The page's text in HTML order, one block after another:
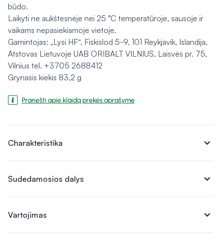
būdo.
Laikyti ne aukštesnėje nei 25 °C temperatūroje, sausoje ir
vaikams nepasiekiamoje vietoje.
Gamintojas: „Lysi HF“, Fiskislod 5-9, 101 Reykjavik, Islandija,
Atstovas Lietuvoje UAB ORIBALT VILNIUS, Laisvės pr. 75,
Vilnius tel. +3705 2688412
Grynasis kiekis 83,2 g
Pranešti apie klaidą prekės aprašyme
Charakteristika expand_more
Sudedamosios dalys expand_more
Vartojimas expand_more